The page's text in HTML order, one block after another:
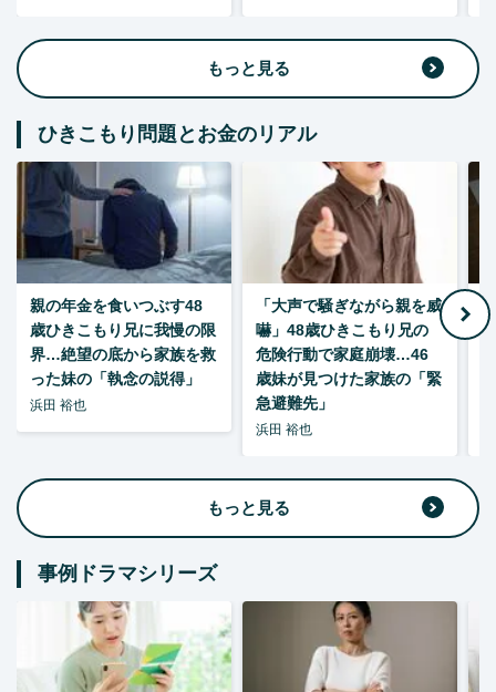
もっと見る
ひきこもり問題とお金のリアル
親の年金を食いつぶす48
歳ひきこもり兄に我慢の限
界…絶望の底から家族を救
った妹の「執念の説得」
浜田 裕也
「大声で騒ぎながら親を威
嚇」48歳ひきこもり兄の
危険行動で家庭崩壊…46
歳妹が見つけた家族の「緊
急避難先」
浜田 裕也
もっと見る
事例ドラマシリーズ